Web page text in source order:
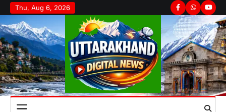
Skip
to
content
Thu, Aug 6, 2026 Facebook
Whatsapp